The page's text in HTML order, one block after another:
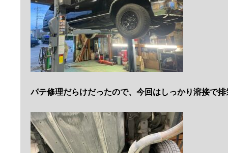
パテ修理だらけだったので、今回はしっかり溶接で